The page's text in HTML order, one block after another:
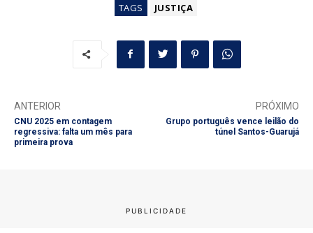
TAGS JUSTIÇA
ANTERIOR
CNU 2025 em contagem
regressiva: falta um mês para
primeira prova
PRÓXIMO
Grupo português vence leilão do
túnel Santos-Guarujá